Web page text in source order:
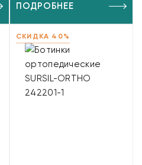
ПОДРОБНЕЕ
СКИДКА 40%